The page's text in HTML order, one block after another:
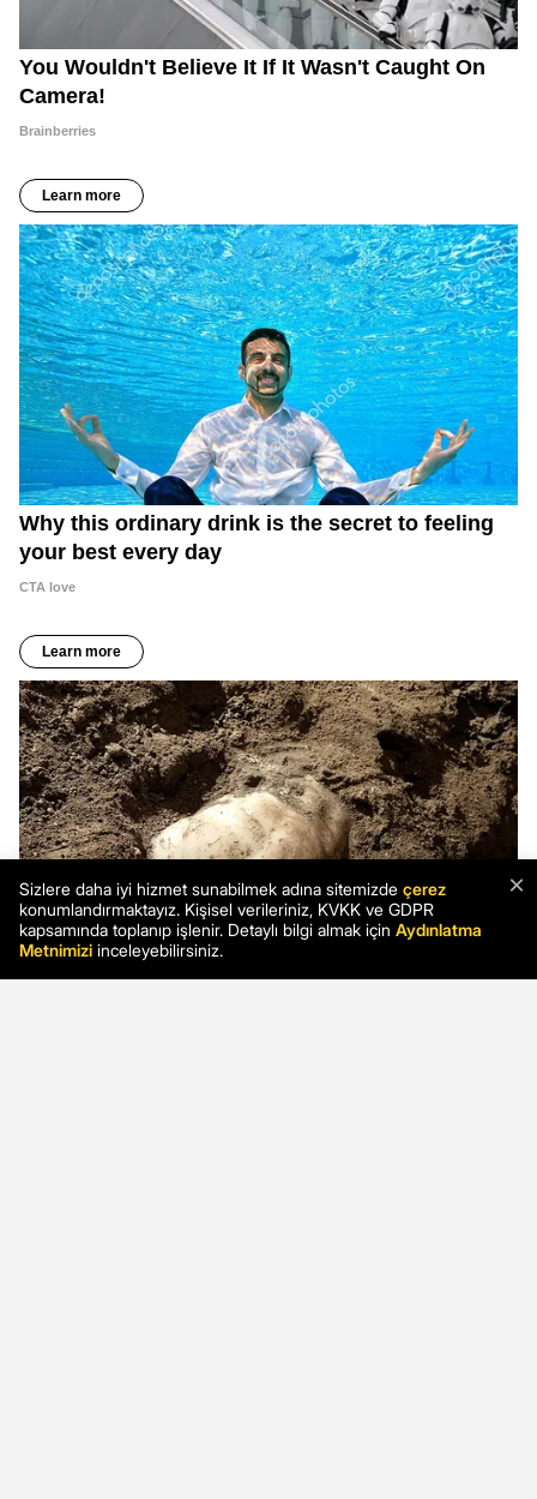
×
Sizlere daha iyi hizmet sunabilmek adına sitemizde çerez
konumlandırmaktayız. Kişisel verileriniz, KVKK ve GDPR
kapsamında toplanıp işlenir. Detaylı bilgi almak için Aydınlatma
Metnimizi inceleyebilirsiniz.